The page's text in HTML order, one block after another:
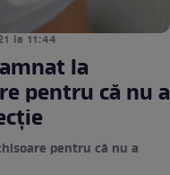
la 11:44
la
pentru că nu a
pentru că nu a